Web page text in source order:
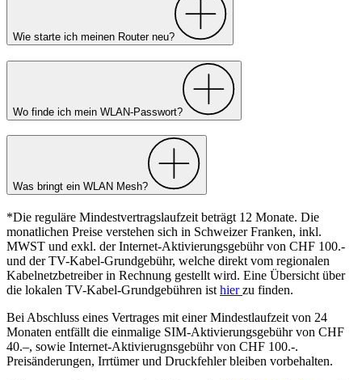
Wie starte ich meinen Router neu?
Wo finde ich mein WLAN-Passwort?
Was bringt ein WLAN Mesh?
*Die reguläre Mindestvertragslaufzeit beträgt 12 Monate. Die
monatlichen Preise verstehen sich in Schweizer Franken, inkl.
MWST und exkl. der Internet-Aktivierungsgebühr von CHF 100.-
und der TV-Kabel-Grundgebühr, welche direkt vom regionalen
Kabelnetzbetreiber in Rechnung gestellt wird. Eine Übersicht über
die lokalen TV-Kabel-Grundgebühren ist hierzu finden.
Bei Abschluss eines Vertrages mit einer Mindestlaufzeit von 24
Monaten entfällt die einmalige SIM-Aktivierungsgebühr von CHF
40.–, sowie Internet-Aktivierugnsgebühr von CHF 100.-.
Preisänderungen, Irrtümer und Druckfehler bleiben vorbehalten.